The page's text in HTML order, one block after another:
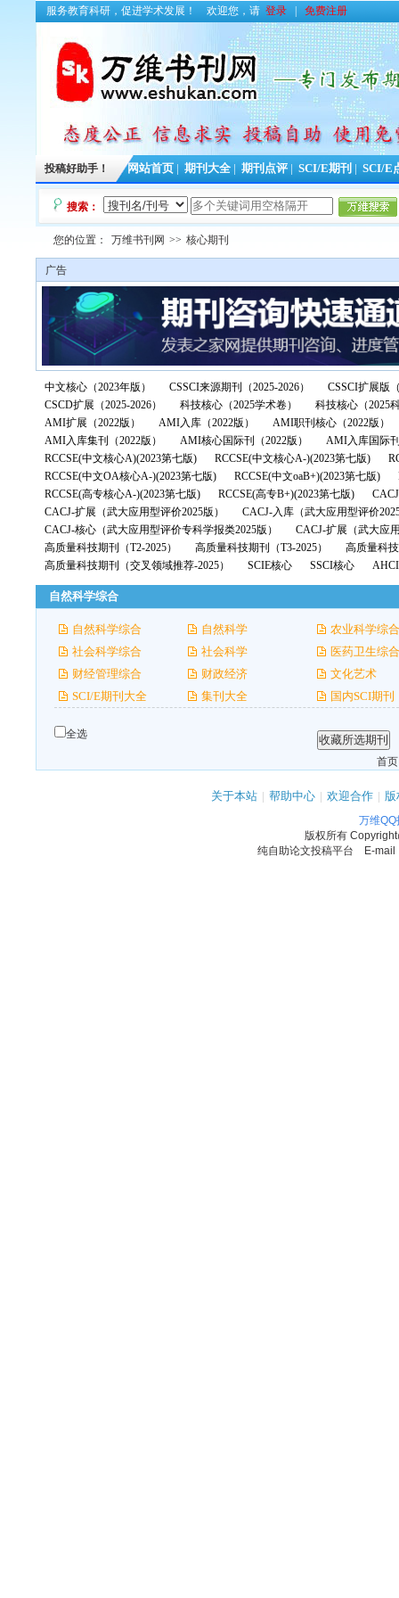
服务教育科研，促进学术发展！ 欢迎您，请 登录 免费注册
投稿好助手！ 网站首页 期刊大全 期刊点评 SCI/E期刊 SCI/E
搜索：
您的位置： 万维书刊网 >> 核心期刊
广告
中文核心（2023年版） CSSCI来源期刊（2025-2026）
CSSCI扩展版
CSCD扩展（2025-2026）
科技核心（2025学术卷）
科技核心（2025
AMI扩展（2022版）
AMI入库（2022版）
AMI职刊核心（2022版）
AMI入库集刊（2022版）
AMI核心国际刊（2022版）
AMI入库国际
RCCSE(中文核心A)(2023第七版)
RCCSE(中文核心A-)(2023第七版)
RCCSE(中文OA核心A-)(2023第七版)
RCCSE(中文oaB+)(2023第七版)
RCCSE(高专核心A-)(2023第七版)
RCCSE(高专B+)(2023第七版)
CACJ-扩展（武大应用型评价2025版）
CACJ-入库（武大应用型评价
CACJ-核心（武大应用型评价专科学报类2025版）
CACJ-扩展（武大应
高质量科技期刊（T2-2025）
高质量科技期刊（T3-2025）
高质量科
高质量科技期刊（交叉领域推荐-2025）
SCIE核心 SSCI核心
自然科学综合
自然科学综合 自然科学
农业科学综合
社会科学综合
社会科学
医药卫生综合
财经管理综合
财政经济
文化艺术
SCI/E期刊大全
集刊大全 国内SCI期刊
全选
首
关于本站 | 帮助中心 | 欢迎合作 |
万维
版权所有
纯自助论文投稿平台 E-mail